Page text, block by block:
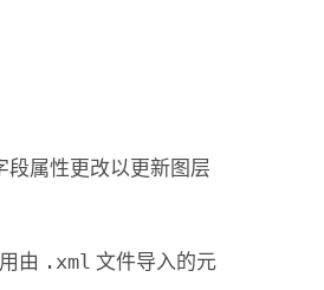
段属性更改以更新图层
由 .xml 文件导入的元